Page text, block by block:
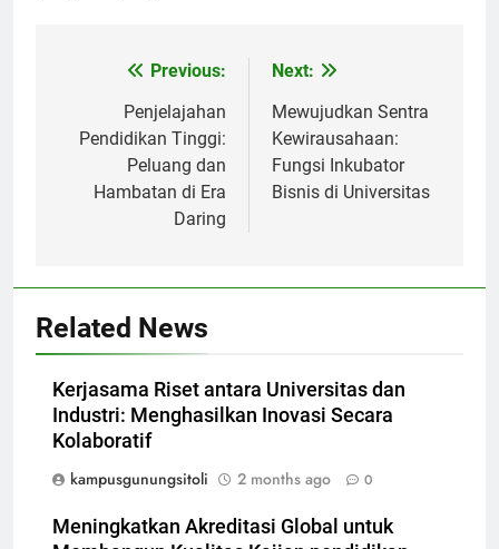
navigation
Previous:
Penjelajahan
Pendidikan Tinggi:
Peluang dan
Hambatan di Era
Daring
Next:
Mewujudkan Sentra
Kewirausahaan:
Fungsi Inkubator
Bisnis di Universitas
Related News
Kerjasama Riset antara Universitas dan
Industri: Menghasilkan Inovasi Secara
Kolaboratif
kampusgunungsitoli
2 months ago 0
Meningkatkan Akreditasi Global untuk